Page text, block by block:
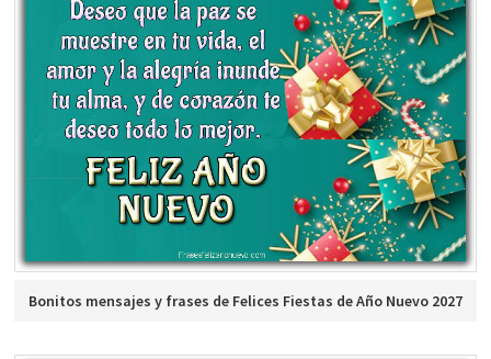
Bonitos mensajes y frases de Felices Fiestas de Año Nuevo 2027